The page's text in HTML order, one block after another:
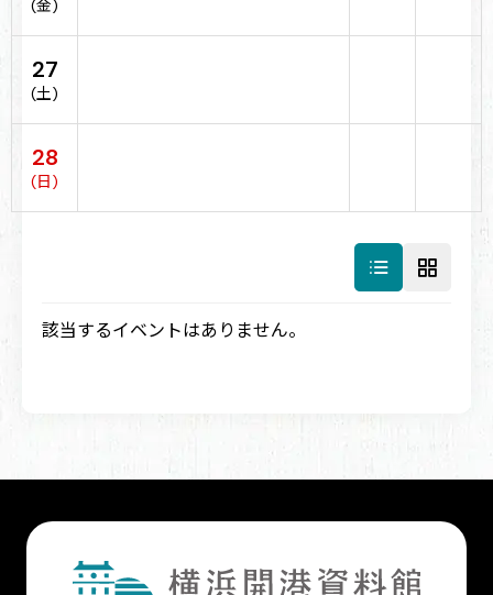
(金)
27
(土)
28
(日)
該当するイベントはありません。